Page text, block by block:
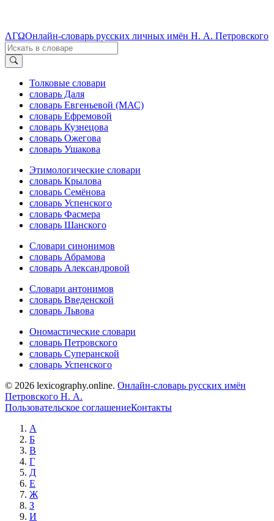
ΛΓΩОнлайн-словарь русских личных имён Н. А. Петровского
Толковые словари
словарь Даля
словарь Евгеньевой (МАС)
словарь Ефремовой
словарь Кузнецова
словарь Ожегова
словарь Ушакова
Этимологические словари
словарь Крылова
словарь Семёнова
словарь Успенского
словарь Фасмера
словарь Шанского
Словари синонимов
словарь Абрамова
словарь Александровой
Словари антонимов
словарь Введенской
словарь Львова
Ономастические словари
словарь Петровского
словарь Суперанской
словарь Успенского
© 2026 lexicography.online. Онлайн-словарь русских имён
Петровского Н. А.
Пользовательское соглашениеКонтакты
А
Б
В
Г
Д
Е
Ж
З
И